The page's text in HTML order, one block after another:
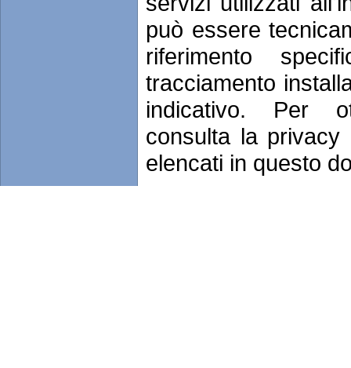
può essere
riferimento
tracciamento
indicativo. Per
consulta la
elencati in questo